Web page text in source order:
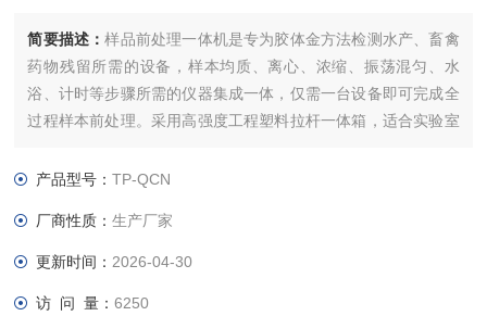
简要描述：样品前处理一体机是专为胶体金方法检测水产、畜禽
药物残留所需的设备，样本均质、离心、浓缩、振荡混匀、水
浴、计时等步骤所需的仪器集成一体，仅需一台设备即可完成全
过程样本前处理。采用高强度工程塑料拉杆一体箱，适合实验室
产品型号：TP-QCN
厂商性质：生产厂家
更新时间： 2026-04-30
访 问 量：6250